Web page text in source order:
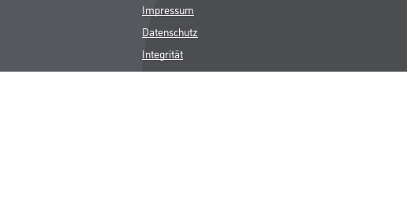
Impressum
Datenschutz
Integrität
Kontakt